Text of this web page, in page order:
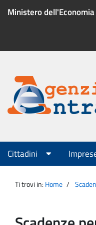
Ministero
Menu
servizio
Agenzia
Entrate
Menu
principale
Cittadini
Ti trovi in: Home